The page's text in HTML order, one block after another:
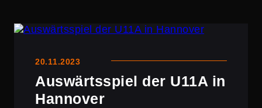
20.11.2023
Auswärts­spiel der U11A in
Hannover